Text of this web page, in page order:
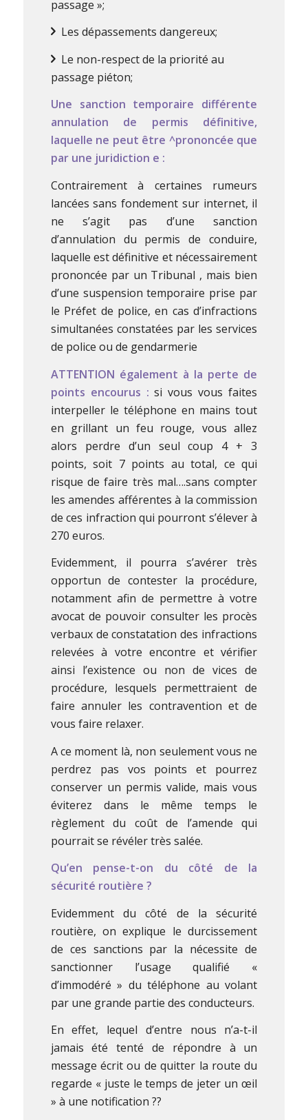
passage »;
Les dépassements dangereux;
Le non-respect de la priorité au
passage piéton;
Une sanction temporaire différente
annulation de permis définitive,
laquelle ne peut être ^prononcée que
par une juridiction e :
Contrairement à certaines rumeurs
lancées sans fondement sur internet, il
ne s’agit pas d’une sanction
d’annulation du permis de conduire,
laquelle est définitive et nécessairement
prononcée par un Tribunal , mais bien
d’une suspension temporaire prise par
le Préfet de police, en cas d’infractions
simultanées constatées par les services
de police ou de gendarmerie
ATTENTION également à la perte de
points encourus : si vous vous faites
interpeller le téléphone en mains tout
en grillant un feu rouge, vous allez
alors perdre d’un seul coup 4 + 3
points, soit 7 points au total, ce qui
risque de faire très mal….sans compter
les amendes afférentes à la commission
de ces infraction qui pourront s’élever à
270 euros.
Evidemment, il pourra s’avérer très
opportun de contester la procédure,
notamment afin de permettre à votre
avocat de pouvoir consulter les procès
verbaux de constatation des infractions
relevées à votre encontre et vérifier
ainsi l’existence ou non de vices de
procédure, lesquels permettraient de
faire annuler les contravention et de
vous faire relaxer.
A ce moment là, non seulement vous ne
perdrez pas vos points et pourrez
conserver un permis valide, mais vous
éviterez dans le même temps le
règlement du coût de l’amende qui
pourrait se révéler très salée.
Qu’en pense-t-on du côté de la
sécurité routière ?
Evidemment du côté de la sécurité
routière, on explique le durcissement
de ces sanctions par la nécessite de
sanctionner l’usage qualifié «
d’immodéré » du téléphone au volant
par une grande partie des conducteurs.
En effet, lequel d’entre nous n’a-t-il
jamais été tenté de répondre à un
message écrit ou de quitter la route du
regarde « juste le temps de jeter un œil
» à une notification ??